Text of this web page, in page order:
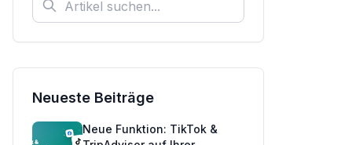
Neueste Beiträge
Neue Funktion: TikTok &